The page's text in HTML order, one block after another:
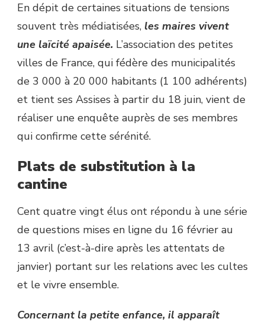
En dépit de certaines situations de tensions
souvent très médiatisées, les maires vivent
une laïcité apaisée. L’association des petites
villes de France, qui fédère des municipalités
de 3 000 à 20 000 habitants (1 100 adhérents)
et tient ses Assises à partir du 18 juin, vient de
réaliser une enquête auprès de ses membres
qui confirme cette sérénité.
Plats de substitution à la
cantine
Cent quatre vingt élus ont répondu à une série
de questions mises en ligne du 16 février au
13 avril (c’est-à-dire après les attentats de
janvier) portant sur les relations avec les cultes
et le vivre ensemble.
Concernant la petite enfance, il apparaît